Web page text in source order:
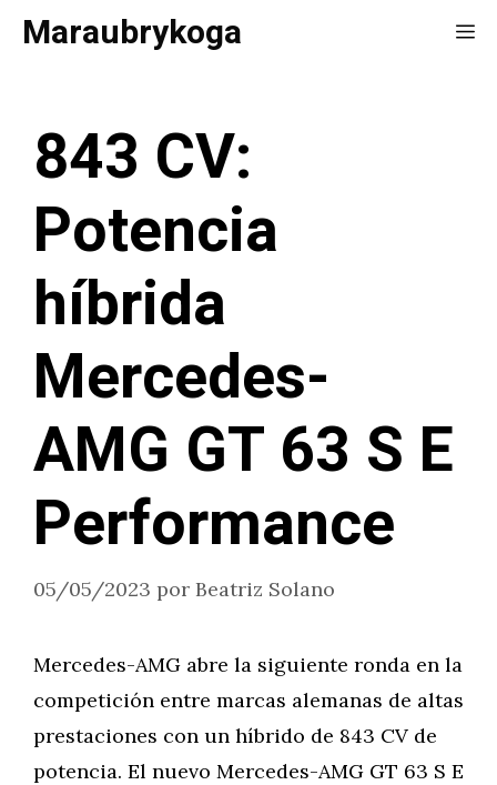
SaltarMaraubrykoga
843 CV:
Potencia
híbrida
Mercedes-
AMG GT 63 S E
Performance
05/05/2023 por Beatriz Solano
Mercedes-AMG abre la siguiente ronda en la
competición entre marcas alemanas de altas
prestaciones con un híbrido de 843 CV de
potencia. El nuevo Mercedes-AMG GT 63 S E